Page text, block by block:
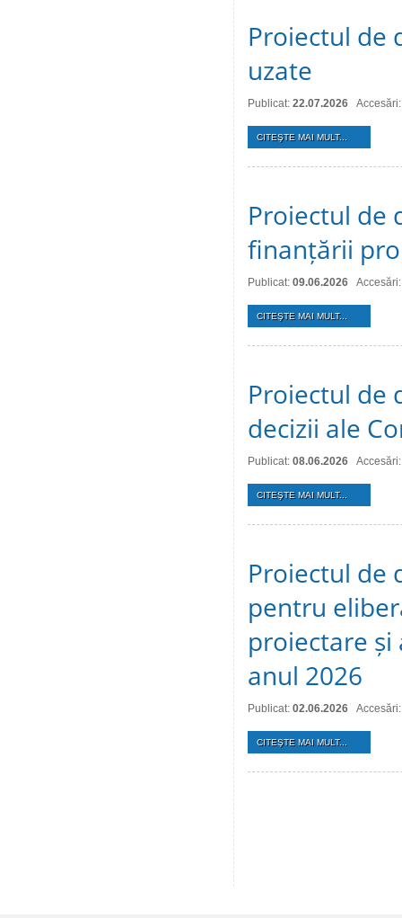
Proiectul de
uzate
Publicat: 22.07.2026
CITEŞTE MAI MULT...
Proiectul de
finanțării
Publicat: 09.06.2026
CITEŞTE MAI MULT...
Proiectul de
decizii ale
Publicat: 08.06.2026
CITEŞTE MAI MULT...
Proiectul de
pentru
proiectare
anul 2026
Publicat: 02.06.2026
CITEŞTE MAI MULT...